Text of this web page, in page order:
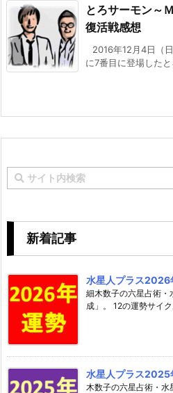
とろサーモン～
復活戦感想
2016年12月4日（
に7番目に登場した
新着記事
水星人プラス2026
細木数子の六星占術
成」。 12の運勢サイク
水星人プラス2025
木数子の六星占術・